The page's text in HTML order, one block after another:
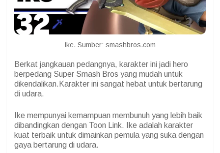
Ike. Sumber: smashbros.com
Berkat jangkauan pedangnya, karakter ini jadi hero
berpedang Super Smash Bros yang mudah untuk
dikendalikan.Karakter ini sangat hebat untuk bertarung
di udara.
Ike mempunyai kemampuan membunuh yang lebih baik
dibandingkan dengan Toon Link.
Ike adalah karakter
kuat terbaik untuk dimainkan pemula yang suka dengan
gaya bertarung di udara.